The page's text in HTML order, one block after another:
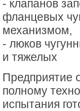
- клапанов
фланцевых
механизмом,
- люков
и тяжелых
Предприятие
полному
испытания